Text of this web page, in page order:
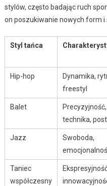
stylów, często badając ruch
on poszukiwanie nowych form i
Styl tańca
Hip-hop
Dynamika,
freestyl
Balet
Precyzyjność,
technika,
Jazz
Swoboda,
Taniec
współczesny